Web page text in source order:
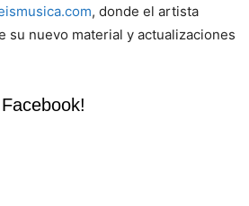
, donde el artista
su nuevo material y actualizaciones